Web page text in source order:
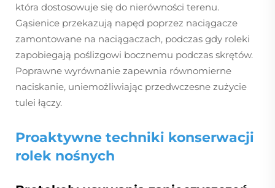
która dostosowuje się do nierówności terenu.
Gąsienice przekazują napęd poprzez naciągacze
zamontowane na naciągaczach, podczas gdy roleki
zapobiegają poślizgowi bocznemu podczas skrętów.
Poprawne wyrównanie zapewnia równomierne
naciskanie, uniemożliwiając przedwczesne zużycie
tulei łączy.
Proaktywne techniki konserwacji
rolek nośnych